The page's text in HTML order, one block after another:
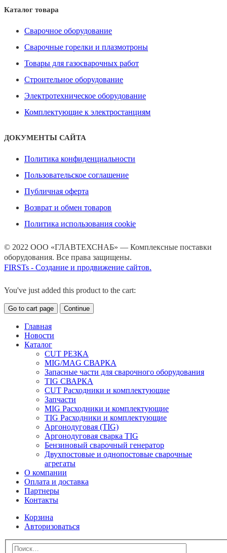
Каталог товара
Сварочное оборудование
Сварочные горелки и плазмотроны
Товары для газосварочных работ
Строительное оборудование
Электротехническое оборудование
Комплектующие к электростанциям
ДОКУМЕНТЫ САЙТА
Политика конфиденциальности
Пользовательское соглашение
Публичная оферта
Возврат и обмен товаров
Политика использования cookie
© 2022 ООО «ГЛАВТЕХСНАБ» — Комплексные поставки
оборудования. Все права защищены.
FIRSTs - Создание и продвижение сайтов.
You've just added this product to the cart:
Go to cart page Continue
Главная
Новости
Каталог
CUT РЕЗКА
MIG/MAG СВАРКА
Запасные части для сварочного оборудования
TIG СВАРКА
CUT Расходники и комплектующие
Запчасти
MIG Расходники и комплектующие
TIG Расходники и комплектующие
Аргонодуговая (TIG)
Аргонодуговая сварка TIG
Бензиновый сварочный генератор
Двухпостовые и однопостовые сварочные
агрегаты
О компании
Оплата и доставка
Партнеры
Контакты
Корзина
Авторизоваться